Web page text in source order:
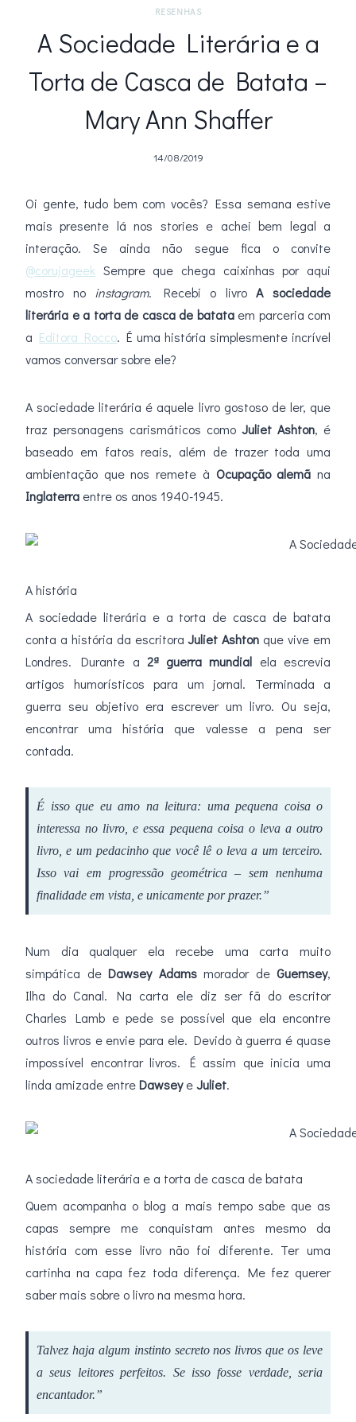
RESENHAS
A Sociedade Literária e a
Torta de Casca de Batata –
Mary Ann Shaffer
14/08/2019
Oi gente, tudo bem com vocês? Essa semana estive
mais presente lá nos stories e achei bem legal a
interação. Se ainda não segue fica o convite
@corujageek Sempre que chega caixinhas por aqui
mostro no instagram. Recebi o livroA sociedade
literária e a torta de casca de batataem parceria com
a Editora Rocco. É uma história simplesmente incrível
vamos conversar sobre ele?
A sociedade literária é aquele livro gostoso de ler, que
traz personagens carismáticos como Juliet Ashton, é
baseado em fatos reais, além de trazer toda uma
ambientação que nos remete à Ocupação alemã na
Inglaterra entre os anos 1940-1945.
A história
A sociedade literária e a torta de casca de batata
conta a história da escritoraJuliet Ashton que vive em
Londres. Durante a 2ª guerra mundial ela escrevia
artigos humorísticos para um jornal. Terminada a
guerra seu objetivo era escrever um livro. Ou seja,
encontrar uma história que valesse a pena ser
contada.
É isso que eu amo na leitura: uma pequena coisa o
interessa no livro, e essa pequena coisa o leva a outro
livro, e um pedacinho que você lê o leva a um terceiro.
Isso vai em progressão geométrica – sem nenhuma
finalidade em vista, e unicamente por prazer.”
Num dia qualquer ela recebe uma carta muito
simpática de Dawsey Adamsmorador de Guernsey,
Ilha do Canal. Na carta ele diz ser fã do escritor
Charles Lamb e pede se possível que ela encontre
outros livros e envie para ele. Devido à guerra é quase
impossível encontrar livros. É assim que inicia uma
linda amizade entreDawseyeJuliet.
A sociedade literária e a torta de casca de batata
Quem acompanha o blog a mais tempo sabe que as
capas sempre me conquistam antes mesmo da
história com esse livro não foi diferente. Ter uma
cartinha na capa fez toda diferença. Me fez querer
saber mais sobre o livro na mesma hora.
Talvez haja algum instinto secreto nos livros que os leve
a seus leitores perfeitos. Se isso fosse verdade, seria
encantador.”